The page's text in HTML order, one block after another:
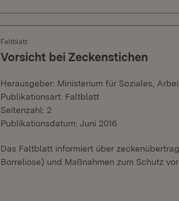
Faltblatt
Vorsicht bei Zeckenstichen
Herausgeber: Ministerium für Soziales,
Publikationsart: Faltblatt
Seitenzahl: 2
Publikationsdatum: Juni 2016
Das Faltblatt informiert über
Borreliose) und Maßnahmen zum Schutz